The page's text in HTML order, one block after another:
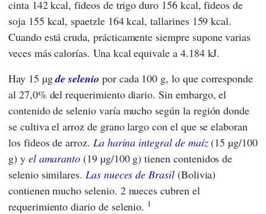
cinta 142 kcal, fideos de trigo duro 156 kcal, fideos de
soja 155 kcal, spaetzle 164 kcal, tallarines 159 kcal.
Cuando está cruda, prácticamente siempre supone varias
veces más calorías. Una kcal equivale a 4.184 kJ.
Hay 15 µgde selenio por cada 100 g, lo que corresponde
al 27,0% del requerimiento diario. Sin embargo, el
contenido de selenio varía mucho según la región donde
se cultiva el arroz de grano largo con el que se elaboran
los fideos de arroz. La harina integral de maíz(15 µg/100
g) y el amaranto (19 µg/100 g) tienen contenidos de
selenio similares. Las nueces de Brasil(Bolivia)
contienen mucho selenio. 2 nueces cubren el
requerimiento diario de selenio. 1